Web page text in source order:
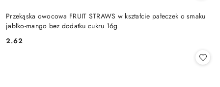
Przekąska owocowa FRUIT STRAWS w kształcie pałeczek o smaku
jabłko-mango bez dodatku cukru 16g
Cena:
2.62